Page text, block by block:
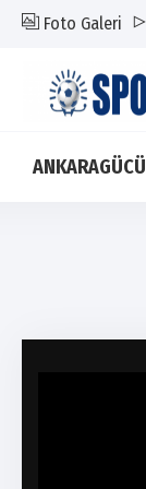
Foto Galeri
ANKARAGÜCÜ